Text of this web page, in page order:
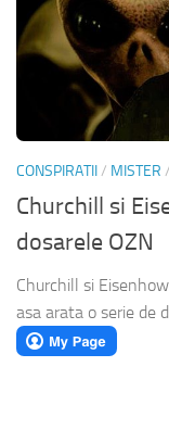
CONSPIRATII/ MISTER /
Churchill si
dosarele OZN
Churchill si
asa arata o serie de